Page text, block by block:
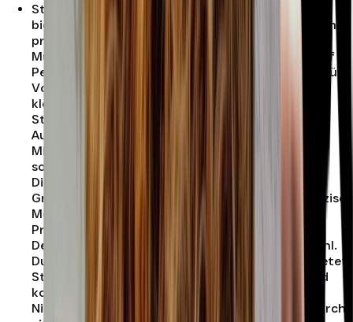
Studio A
Studio A im Prinz Studios Berlin-Mitte
bietet dir auf 30 Quadratmetern eine moderne und
professionelle Umgebung für deine
Musikproduktionen. Das Studio ist für bis zu fünf
Personen ausgelegt und eignet sich damit ideal für
Vocal Recordings, Rap-Sessions, Songwriting,
kleinere Produktionsteams und kreative
Studioarbeiten in zentraler Berliner Lage.
Ausgestattet ist Studio A mit einem Slate Digital
ML-1 Mikrofon, einem Arturia MiniFuse Interface
sowie IK Multimedia Precision MTM Monitoren.
Dieses Setup bietet dir eine solide und flexible
Grundlage für hochwertige Aufnahmen und präzises
Monitoring. Besonders für moderne Vocal-
Produktionen, Pop, Rap, Singer-Songwriter und
Demo-Produktionen ist Studio A eine starke Wahl.
Durch die Raumgröße von 30 Quadratmetern bietet
Studio A ausreichend Platz, um konzentriert und
komfortabel zu arbeiten. Das Studio ist als
Nichtraucher-Studio angelegt und schafft dadurch